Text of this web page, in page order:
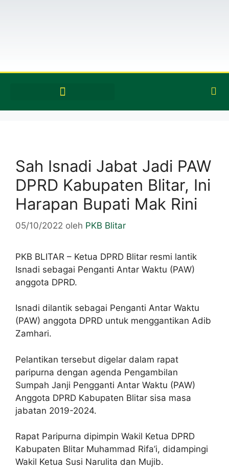
Sah Isnadi Jabat Jadi PAW
DPRD Kabupaten Blitar, Ini
Harapan Bupati Mak Rini
05/10/2022 oleh PKB Blitar
PKB BLITAR – Ketua DPRD Blitar resmi lantik
Isnadi sebagai Penganti Antar Waktu (PAW)
anggota DPRD.
Isnadi dilantik sebagai Penganti Antar Waktu
(PAW) anggota DPRD untuk menggantikan Adib
Zamhari.
Pelantikan tersebut digelar dalam rapat
paripurna dengan agenda Pengambilan
Sumpah Janji Pengganti Antar Waktu (PAW)
Anggota DPRD Kabupaten Blitar sisa masa
jabatan 2019-2024.
Rapat Paripurna dipimpin Wakil Ketua DPRD
Kabupaten Blitar Muhammad Rifa’i, didampingi
Wakil Ketua Susi Narulita dan Mujib.